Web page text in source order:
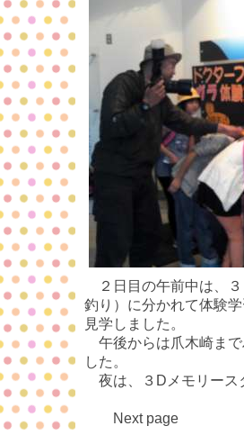
２日目の午前中は、３
釣り）に分かれて体験
見学しました。
午後からは爪木崎まで
した。
夜は、３Dメモリース
Next page